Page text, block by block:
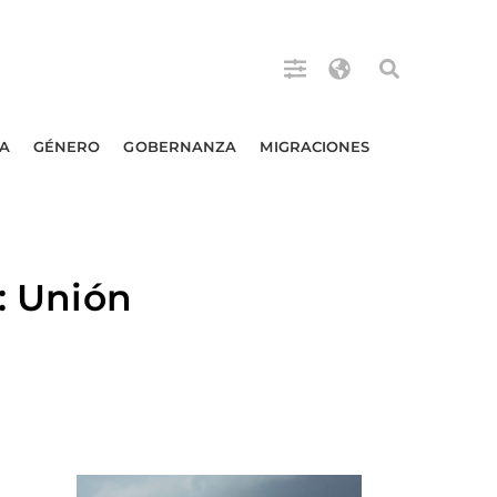
GÉNERO GOBERNANZA MIGRACIONES
Unión